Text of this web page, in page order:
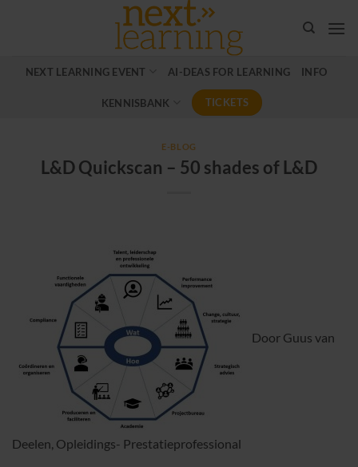
NEXT LEARNING EVENT AI-DEAS FOR LEARNING INFO
KENNISBANK TICKETS
E-BLOG
L&D Quickscan – 50 shades of L&D
Door Guus van
Deelen, Opleidings- Prestatieprofessional